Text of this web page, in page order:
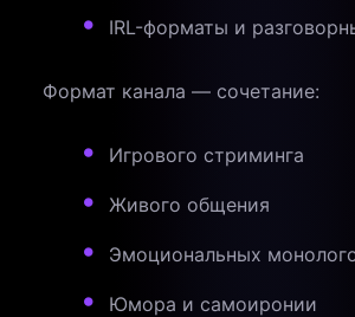
IRL-форматы и
Формат канала — сочетание:
Игрового стриминга
Живого общения
Эмоциональных
Юмора и самоиронии